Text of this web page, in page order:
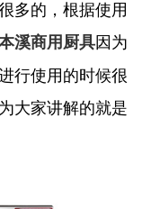
多的，根据使用
溪商用厨具因为
行使用的时候很
大家讲解的就是